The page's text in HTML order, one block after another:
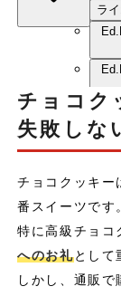
ラ
まとめ
チョコク
失敗しな
チョコクッキー
番スイーツです
特に高級チョコ
へのお礼として
しかし、通販